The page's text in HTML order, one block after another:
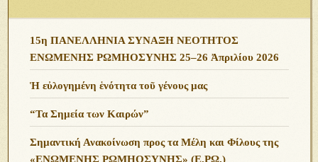
15η ΠΑΝΕΛΛΗΝΙΑ ΣΥΝΑΞΗ ΝΕΟΤΗΤΟΣ
ΕΝΩΜΕΝΗΣ ΡΩΜΗΟΣΥΝΗΣ 25–26 Ἀπριλίου 2026
Ἡ εὐλογημένη ἑνότητα τοῦ γένους μας
“Τα Σημεία των Καιρών”
Σημαντική Ανακοίνωση προς τα Μέλη και Φίλους της
«ΕΝΩΜΕΝΗΣ ΡΩΜΗΟΣΥΝΗΣ» (Ε.ΡΩ.)